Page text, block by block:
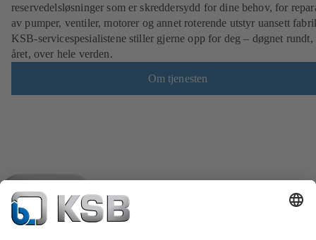
reservedelsløsninger som er skreddersydd for dine behov, for
av pumper, ventiler, motorer og annet roterende utstyr uansett
KSB-servicespesialistene stiller gjerne opp for deg – døgnet rundt,
året, over hele verden.
Om tjenesten